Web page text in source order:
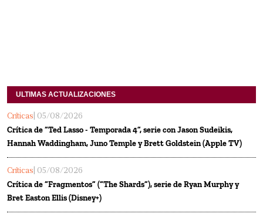
ULTIMAS ACTUALIZACIONES
Críticas | 05/08/2026
Crítica de “Ted Lasso - Temporada 4”, serie con Jason Sudeikis,
Hannah Waddingham, Juno Temple y Brett Goldstein (Apple TV)
Críticas | 05/08/2026
Crítica de “Fragmentos” (“The Shards”), serie de Ryan Murphy y
Bret Easton Ellis (Disney+)